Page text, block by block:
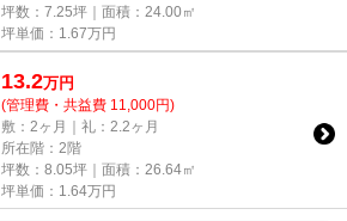
坪数：7.25坪｜面積：24.00㎡
坪単価： 1.67万円
13.2万円
(管理費・共益費 11,000円)
敷：2ヶ月｜礼：2.2ヶ月
所在階：2階
坪数：8.05坪｜面積：26.64㎡
坪単価： 1.64万円